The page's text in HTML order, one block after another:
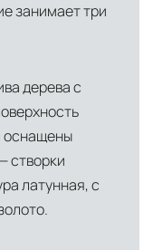
занимает три
дерева с
оснащены
створки
латунная, с